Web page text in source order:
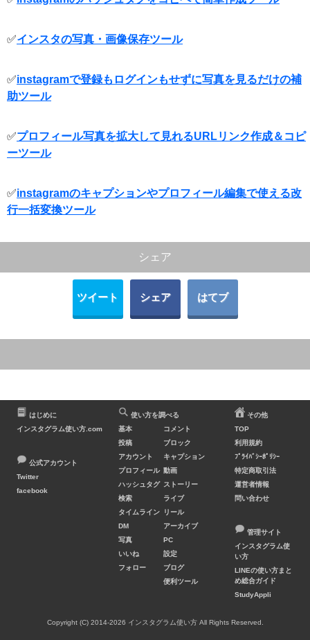
✅インスタの写真・画像保存ツール
✅instagramで登録もログインもせずに写真を見るだけの補
助ツール
✅プロフィール写真を拡大して見れるURLリンク作成＆コピ
ーツール
✅instagramのキャプションやプロフィール編集で使える改
行一括変換ツール
シェア
ツイート シェア はてブ
はじめに
インスタグラム使い方.com
公式アカウント
Twitter
facebook
使い方を調べる
基本
投稿
アカウント
プロフィール
ハッシュタグ
検索
タイムライン
DM
写真
いいね
フォロー
コメント
ブロック
キャプション
動画
ストーリー
ライブ
リール
アーカイブ
PC
設定
ブログ
便利ツール
その他
TOP
利用規約
ﾌﾟﾗｲﾊﾞｼｰﾎﾟﾘｼｰ
特定商取引法
運営者情報
問い合わせ
管理サイト
インスタグラム使
い方
LINEの使い方まと
め総合ガイド
StudyAppli
Copyright (C) 2014-2026 インスタグラム使い方 All Rights Reserved.